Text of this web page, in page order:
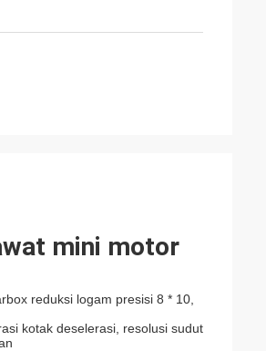
mini motor
reduksi logam presisi 8 * 10,
kotak deselerasi, resolusi sudut